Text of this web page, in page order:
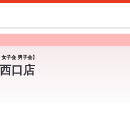
子会 男子会】
口店